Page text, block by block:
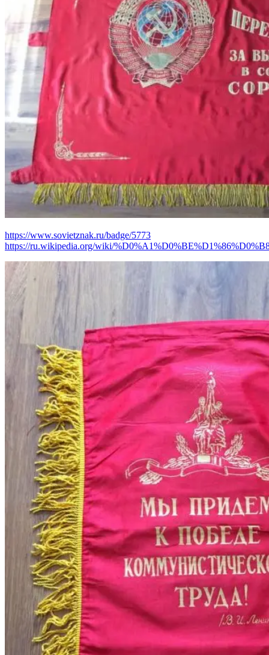
https://www.sovietznak.ru/badge/5773
https://ru.wikipedia.org/wiki/